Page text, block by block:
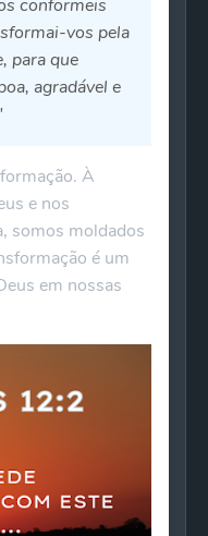
conformeis
vos pela
para que
agradável e
À
e nos
somos moldados
é um
em nossas